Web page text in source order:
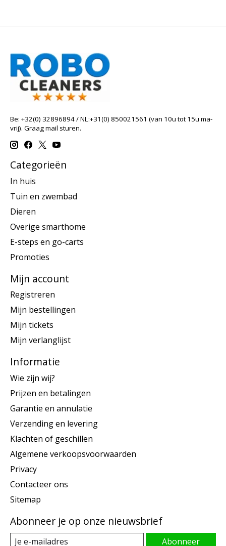
Be: +32(0) 32896894 / NL:+31(0) 850021561 (van 10u tot 15u ma-
vrij). Graag mail sturen.
Categorieën
In huis
Tuin en zwembad
Dieren
Overige smarthome
E-steps en go-carts
Promoties
Mijn account
Registreren
Mijn bestellingen
Mijn tickets
Mijn verlanglijst
Informatie
Wie zijn wij?
Prijzen en betalingen
Garantie en annulatie
Verzending en levering
Klachten of geschillen
Algemene verkoopsvoorwaarden
Privacy
Contacteer ons
Sitemap
Abonneer je op onze nieuwsbrief
Abonneer